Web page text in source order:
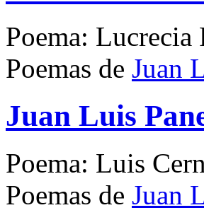
Poema: Lucrecia
Poemas de Juan
Juan Luis
Poema: Luis
Poemas de Juan